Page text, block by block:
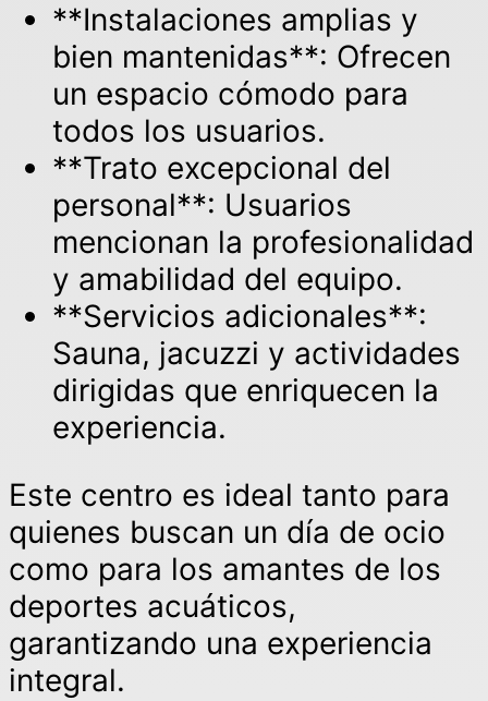
**Instalaciones amplias y
bien mantenidas**: Ofrecen
un espacio cómodo para
todos los usuarios.
**Trato excepcional del
personal**: Usuarios
mencionan la profesionalidad
y amabilidad del equipo.
**Servicios adicionales**:
Sauna, jacuzzi y actividades
dirigidas que enriquecen la
experiencia.
Este centro es ideal tanto para
quienes buscan un día de ocio
como para los amantes de los
deportes acuáticos,
garantizando una experiencia
integral.